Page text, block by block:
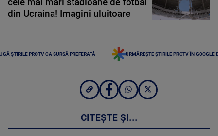
cele mai mari stadioane de fotbal
din Ucraina! Imagini uluitoare
ȘTIRILE PROTV CA SURSĂ PREFERATĂ URMĂREȘTE ȘTIRILE PROTV ÎN GOOGLE
CITEȘTE ȘI...